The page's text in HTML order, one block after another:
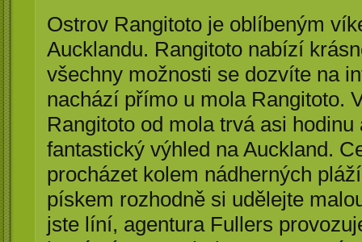
Ostrov Rangitoto je oblíbeným
Aucklandu. Rangitoto nabízí
všechny možnosti se dozvíte na
nachází přímo u mola Rangitoto.
Rangitoto od mola trvá asi
fantastický výhled na Auckland.
procházet kolem nádherných
pískem rozhodně si udělejte
jste líní, agentura Fullers